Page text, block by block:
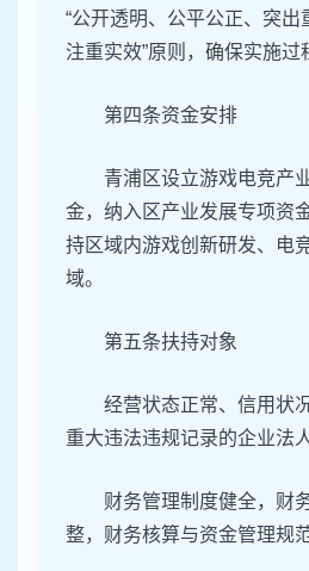
“公开透明、公平公正、突出
注重实效”原则，确保实施过
第四条资金安排
青浦区设立游戏电竞产
金，纳入区产业发展专项资
持区域内游戏创新研发、电
域。
第五条扶持对象
经营状态正常、信用状
重大违法违规记录的企业法
财务管理制度健全，财
整，财务核算与资金管理规范